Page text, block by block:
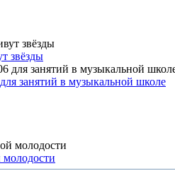
звёзды
занятий в музыкальной школе
молодости